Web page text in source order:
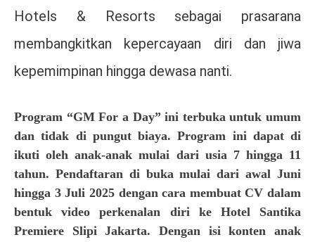
Hotels & Resorts sebagai prasarana
membangkitkan kepercayaan diri dan jiwa
kepemimpinan hingga dewasa nanti.
Program “GM For a Day” ini terbuka untuk umum
dan tidak di pungut biaya. Program ini dapat di
ikuti oleh anak-anak mulai dari usia 7 hingga 11
tahun. Pendaftaran di buka mulai dari awal Juni
hingga 3 Juli 2025 dengan cara membuat CV dalam
bentuk video perkenalan diri ke Hotel Santika
Premiere Slipi Jakarta. Dengan isi konten anak